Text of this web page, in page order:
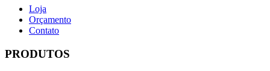
Loja
Orçamento
Contato
PRODUTOS